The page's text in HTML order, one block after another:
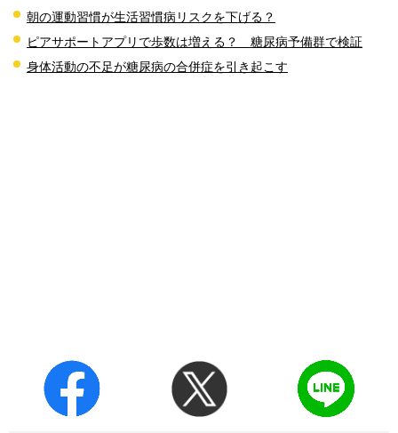
朝の運動習慣が生活習慣病リスクを下げる？
ピアサポートアプリで歩数は増える？ 糖尿病予備群で検証
身体活動の不足が糖尿病の合併症を引き起こす